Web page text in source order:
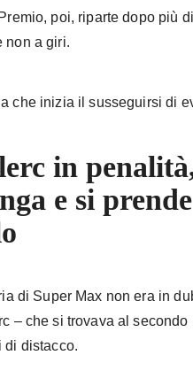
Premio, poi, riparte dopo più
non a giri.
che inizia il susseguirsi di
in
e si
di Super Max non era in
– che si trovava al
di distacco.